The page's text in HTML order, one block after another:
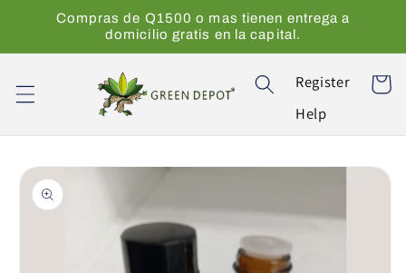
directamente
Compras de Q1500 o mas tienen entrega a
domicilio gratis en la capital.
Register
Help
Carrito
directamente
a la
información